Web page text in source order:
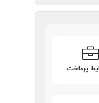
پرداخت